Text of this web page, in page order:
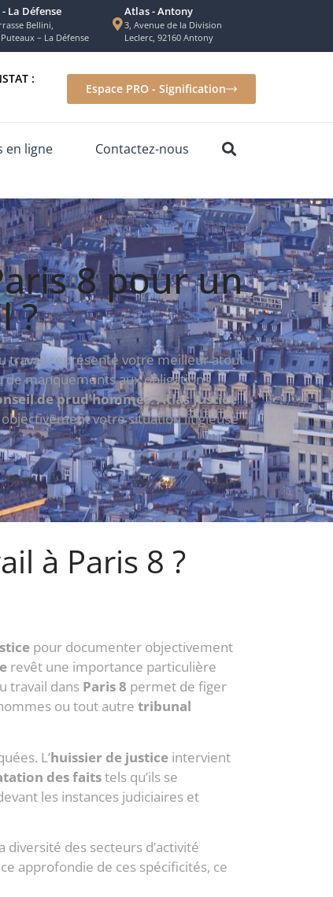
La Défense
Bellini,
– La Défense
Atlas - Antony
3, Avenue de la Division
Leclerc, 92160 Antony
:
Espace PRO - Signification
en ligne Contactez-nous
8 pour un
?
travail représente votre meilleur atout
de manquements aux obligations
de prud’hommes.Atlas Justice
votre situation litigieuse
à Paris 8 ?
pour documenter objectivement
revêt une importance particulière
travail dans Paris 8 permet de figer
ou tout autre tribunal
L’huissier de justice intervient
des faitstels qu’ils se
les instances judiciaires et
des secteurs d’activité
approfondie de ces spécificités, ce